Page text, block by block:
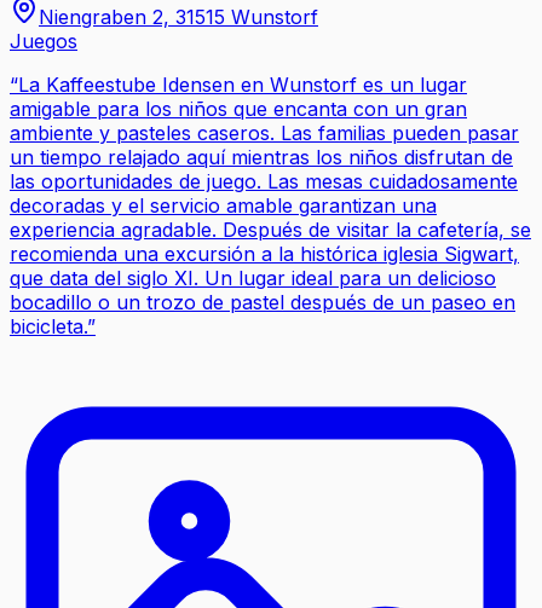
Niengraben 2, 31515 Wunstorf
Juegos
“La Kaffeestube Idensen en Wunstorf es un lugar
amigable para los niños que encanta con un gran
ambiente y pasteles caseros. Las familias pueden pasar
un tiempo relajado aquí mientras los niños disfrutan de
las oportunidades de juego. Las mesas cuidadosamente
decoradas y el servicio amable garantizan una
experiencia agradable. Después de visitar la cafetería, se
recomienda una excursión a la histórica iglesia Sigwart,
que data del siglo XI. Un lugar ideal para un delicioso
bocadillo o un trozo de pastel después de un paseo en
bicicleta.”